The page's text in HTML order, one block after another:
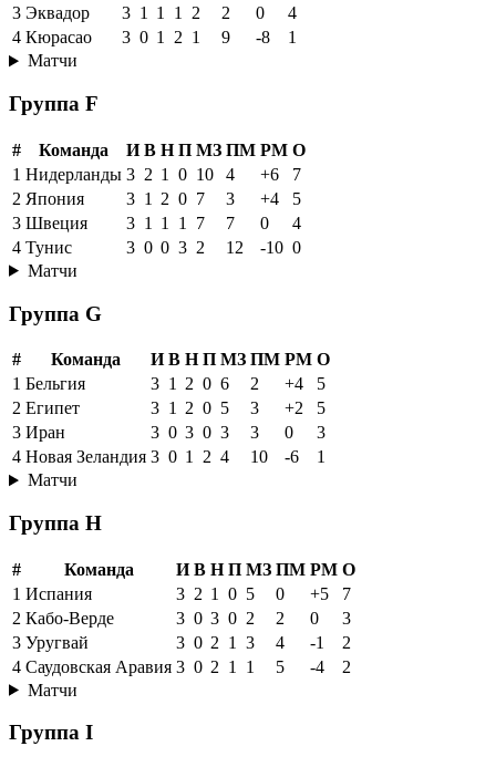
3 Эквадор 3 1 1 1 2 2 0
4
4 Кюрасао 3 0 1 2 1 9 -8
1
Матчи
Группа F
# Команда И В Н П МЗ ПМ РМ О
1 Нидерланды 3 2 1 0 10 4 +6
7
2 Япония 3 1 2 0 7 3 +4
5
3 Швеция 3 1 1 1 7 7 0
4
4 Тунис 3 0 0 3 2 12 -10 0
Матчи
Группа G
# Команда И В Н П МЗ ПМ РМ О
1 Бельгия 3 1 2 0 6 2 +4
5
2 Египет 3 1 2 0 5 3 +2
5
3 Иран 3 0 3 0 3 3 0
3
4 Новая Зеландия 3 0 1 2 4 10 -6
1
Матчи
Группа H
# Команда И В Н П МЗ ПМ РМ О
1 Испания 3 2 1 0 5 0 +5
7
2 Кабо-Верде 3 0 3 0 2 2 0
3
3 Уругвай 3 0 2 1 3 4 -1
2
4 Саудовская Аравия 3 0 2 1 1 5 -4
2
Матчи
Группа I